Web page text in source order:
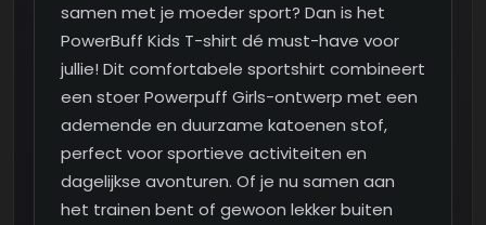
samen met je moeder sport? Dan is het
PowerBuff Kids T-shirt dé must-have voor
jullie! Dit comfortabele sportshirt combineert
een stoer Powerpuff Girls-ontwerp met een
ademende en duurzame katoenen stof,
perfect voor sportieve activiteiten en
dagelijkse avonturen. Of je nu samen aan
het trainen bent of gewoon lekker buiten